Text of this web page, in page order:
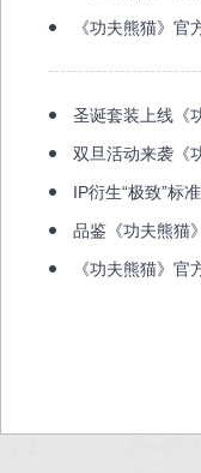
《功夫熊猫》
圣诞套装上线《
双旦活动来袭《
IP衍生“极致”标
品鉴《功夫熊猫
《功夫熊猫》